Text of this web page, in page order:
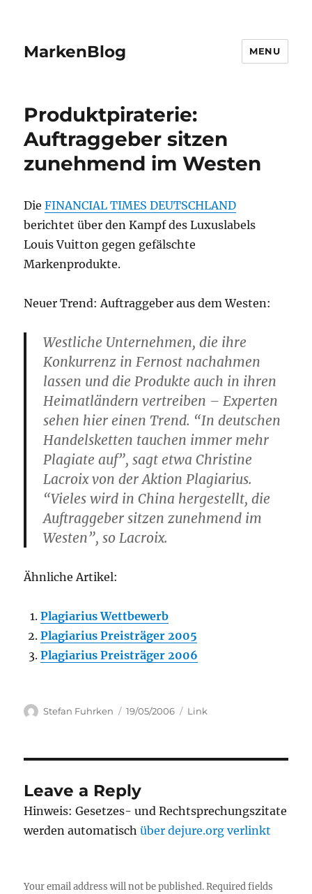
MarkenBlog MENU
Produktpiraterie:
Auftraggeber sitzen
zunehmend im Westen
DieFINANCIAL TIMES DEUTSCHLAND
berichtet über den Kampf des Luxuslabels
Louis Vuitton gegen gefälschte
Markenprodukte.
Neuer Trend: Auftraggeber aus dem Westen:
Westliche Unternehmen, die ihre
Konkurrenz in Fernost nachahmen
lassen und die Produkte auch in ihren
Heimatländern vertreiben – Experten
sehen hier einen Trend. “In deutschen
Handelsketten tauchen immer mehr
Plagiate auf”, sagt etwa Christine
Lacroix von der Aktion Plagiarius.
“Vieles wird in China hergestellt, die
Auftraggeber sitzen zunehmend im
Westen”, so Lacroix.
Ähnliche Artikel:
Plagiarius Wettbewerb
Plagiarius Preisträger 2005
Plagiarius Preisträger 2006
Author
Stefan Fuhrken
Posted
19/05/2006 Categories
Link
Leave a Reply
Hinweis: Gesetzes- und Rechtsprechungszitate
werden automatischüber dejure.org verlinkt
Your email address will not be published. Required fields